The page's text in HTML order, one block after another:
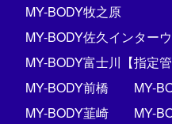
MY-BODY牧之原
MY-BODY佐久インター
MY-BODY富士川【指定
MY-BODY前橋
MY-
MY-BODY韮崎
MY-